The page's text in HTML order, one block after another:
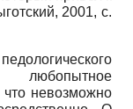
2001, с.
любопытное
что невозможно